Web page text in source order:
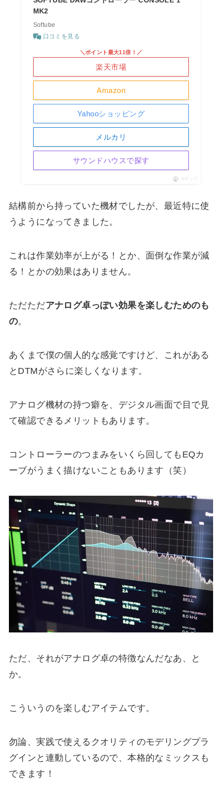
MK2
Softube
口コミを見る
Amazon
＼ポイント最大11倍！／
楽天市場
Yahooショッピング
メルカリ
サウンドハウスで探す
ポチップ
結構前から持っていた機材でしたが、最近特に使
うようになってきました。
これは作業効率が上がる！とか、面倒な作業が減
る！とかの効果はありません。
ただただアナログ卓っぽい効果を楽しむためのも
の。
あくまで僕の個人的な感覚ですけど、これがある
とDTMがさらに楽しくなります。
アナログ機材の持つ癖を、デジタル画面で目で見
て確認できるメリットもあります。
コントローラーのつまみをいくら回してもEQカ
ーブがうまく描けないこともあります（笑）
ただ、それがアナログ卓の特徴なんだなあ、と
か。
こういうのを楽しむアイテムです。
勿論、実践で使えるクオリティのモデリングプラ
グインと連動しているので、本格的なミックスも
できます！